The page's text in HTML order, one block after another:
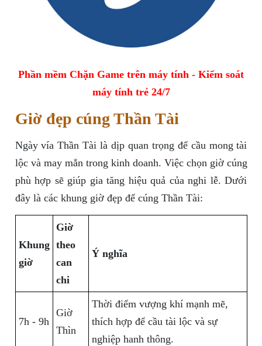
Phần mềm Chặn Game trên máy tính - Kiểm soát
máy tính trẻ 24/7
Giờ đẹp cúng Thần Tài
Ngày vía Thần Tài là dịp quan trọng để cầu mong tài
lộc và may mắn trong kinh doanh. Việc chọn giờ cúng
phù hợp sẽ giúp gia tăng hiệu quả của nghi lễ. Dưới
đây là các khung giờ đẹp để cúng Thần Tài:
Khung
giờ
Giờ
theo
can
chi
Ý nghĩa
7h - 9h
Giờ
Thìn
Thời điểm vượng khí mạnh mẽ,
thích hợp để cầu tài lộc và sự
nghiệp hanh thông.